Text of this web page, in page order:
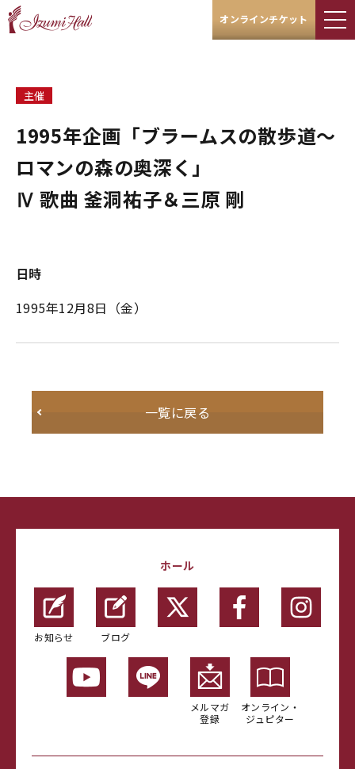
オンラインチケット
主催
1995年企画「ブラームスの散歩道～
ロマンの森の奥深く」
Ⅳ 歌曲 釜洞祐子＆三原 剛
日時
1995年12月8日（金）
一覧に戻る
ホール
お知らせ ブログ
メルマガ
登録
オンライン・
ジュピター